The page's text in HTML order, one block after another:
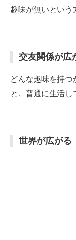
趣味が無いという
交友関係が広
どんな趣味を持つ
と。普通に生活
世界が広がる